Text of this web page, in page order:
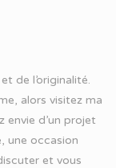
de l’originalité.
alors visitez ma
envie d’un projet
une occasion
et vous